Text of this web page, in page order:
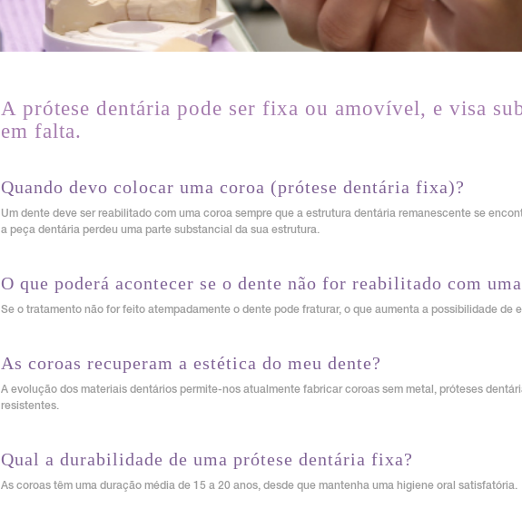
A prótese dentária pode ser fixa ou amovível, e visa
em falta.
Quando devo colocar uma coroa (prótese dentária fixa)?
Um dente deve ser reabilitado com uma coroa sempre que a estrutura dentária remanescente se
a peça dentária perdeu uma parte substancial da sua estrutura.
O que poderá acontecer se o dente não for reabilitado com
Se o tratamento não for feito atempadamente o dente pode fraturar, o que aumenta a possibilidade de
As coroas recuperam a estética do meu dente?
A evolução dos materiais dentários permite-nos atualmente fabricar coroas sem metal, próteses
resistentes.
Qual a durabilidade de uma prótese dentária fixa?
As coroas têm uma duração média de 15 a 20 anos, desde que mantenha uma higiene oral satisfatória.